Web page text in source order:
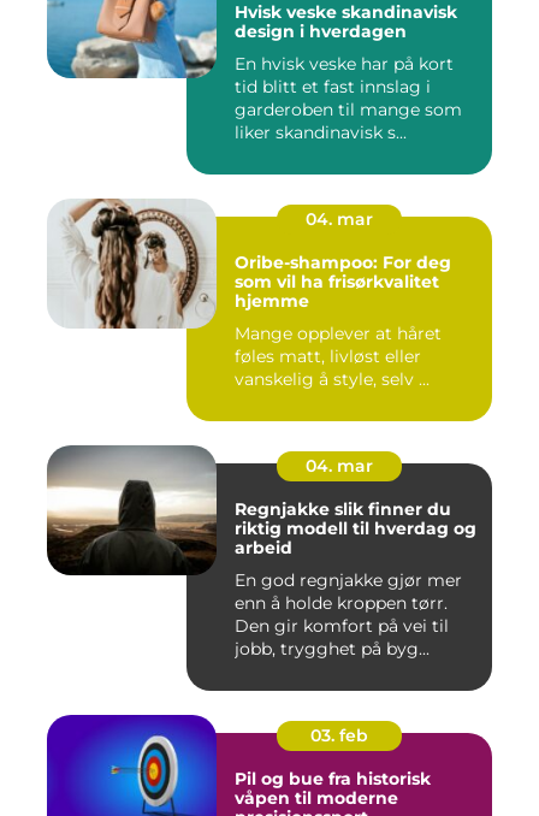
Hvisk veske skandinavisk
design i hverdagen
En hvisk veske har på kort
tid blitt et fast innslag i
garderoben til mange som
liker skandinavisk s...
04. mar
Oribe-shampoo: For deg
som vil ha frisørkvalitet
hjemme
Mange opplever at håret
føles matt, livløst eller
vanskelig å style, selv ...
04. mar
Regnjakke slik finner du
riktig modell til hverdag og
arbeid
En god regnjakke gjør mer
enn å holde kroppen tørr.
Den gir komfort på vei til
jobb, trygghet på byg...
03. feb
Pil og bue fra historisk
våpen til moderne